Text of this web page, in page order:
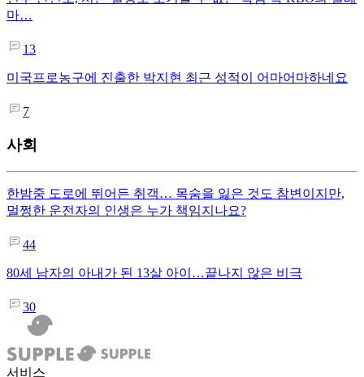
마…
13
미국프로농구에 진출한 박지현 최근 성적이 어마어마하네요
7
사회
한밤중 도로에 뛰어든 취객… 목숨을 잃은 것도 참변이지만,
멀쩡한 운전자의 인생은 누가 책임지나요?
44
80세 남자의 아내가 된 13살 아이…끝나지 않은 비극
30
서비스